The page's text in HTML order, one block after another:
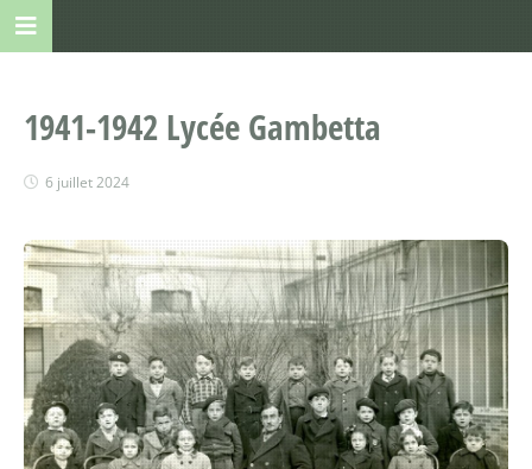
1941-1942 Lycée Gambetta
6 juillet 2024